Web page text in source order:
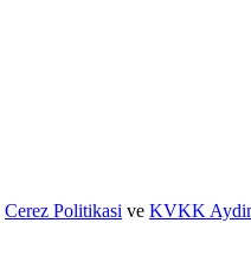
Cerez Politikasi ve KVKK